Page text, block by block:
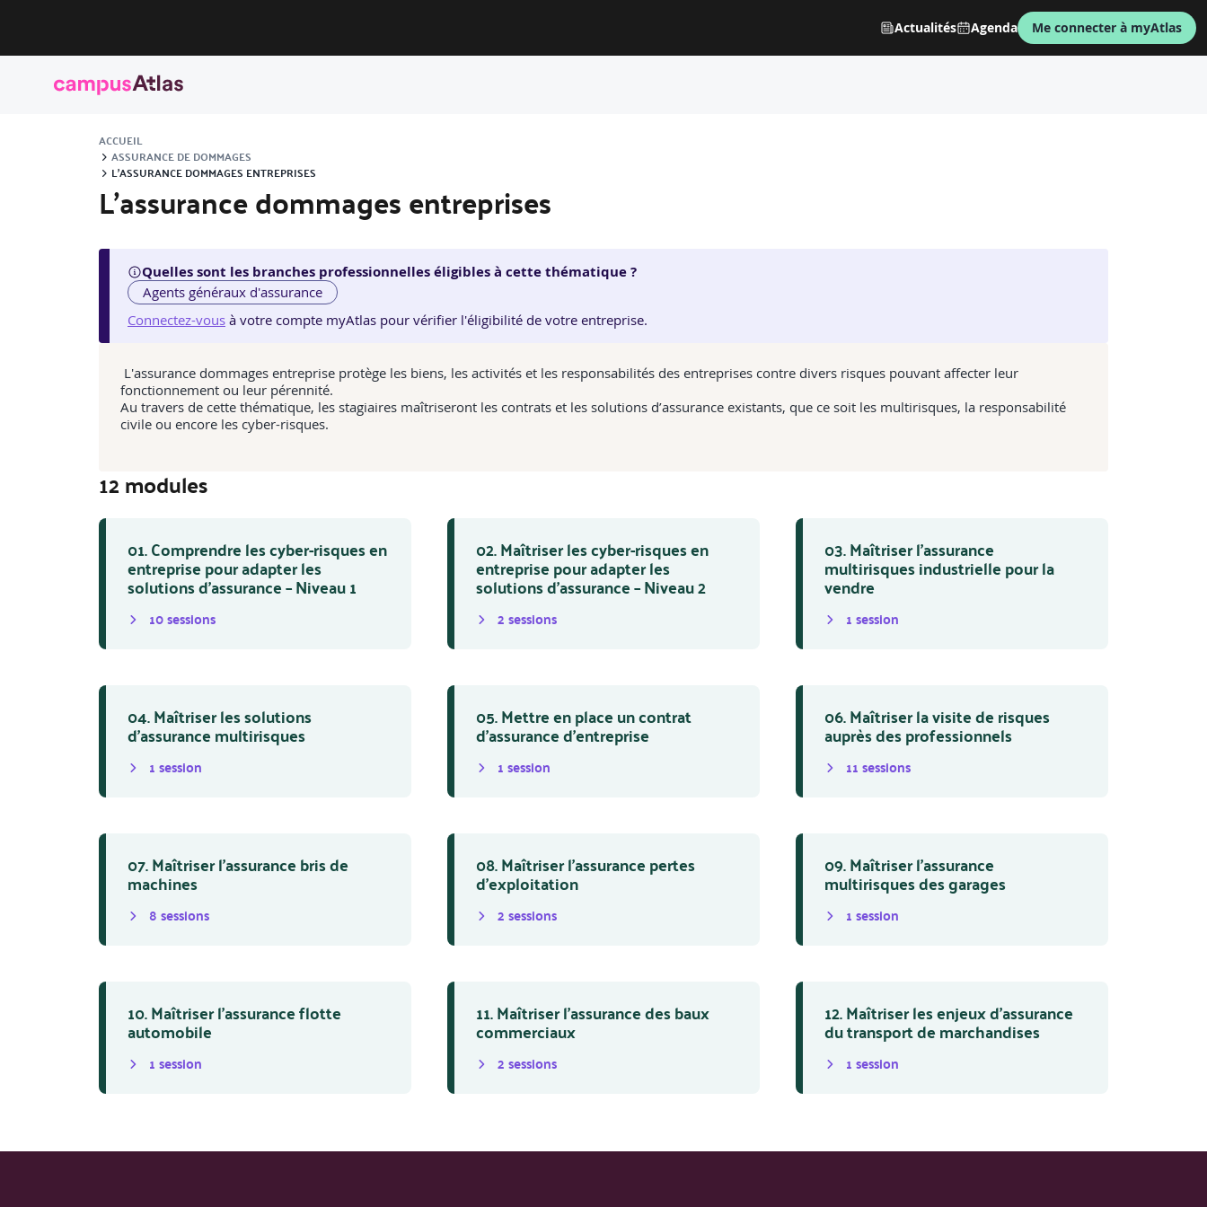
Actualités Agenda Me connecter à myAtlas
ACCUEIL
ASSURANCE DE DOMMAGES
L'ASSURANCE DOMMAGES ENTREPRISES
L'assurance dommages entreprises
Quelles sont les branches professionnelles éligibles à cette thématique ?
Agents généraux d'assurance
Connectez-vous à votre compte myAtlas pour vérifier l'éligibilité de votre entreprise.
L'assurance dommages entreprise protège les biens, les activités et les responsabilités des entreprises contre divers risques pouvant affecter leur
fonctionnement ou leur pérennité.
Au travers de cette thématique, les stagiaires maîtriseront les contrats et les solutions d’assurance existants, que ce soit les multirisques, la responsabilité
civile ou encore les cyber-risques.
12modules
01. Comprendre les cyber-risques en
entreprise pour adapter les
solutions d’assurance – Niveau 1
10sessions
02. Maîtriser les cyber-risques en
entreprise pour adapter les
solutions d’assurance – Niveau 2
2sessions
03. Maîtriser l’assurance
multirisques industrielle pour la
vendre
1session
04. Maîtriser les solutions
d’assurance multirisques
1session
05. Mettre en place un contrat
d’assurance d’entreprise
1session
06. Maîtriser la visite de risques
auprès des professionnels
11sessions
07. Maîtriser l’assurance bris de
machines
8sessions
08. Maîtriser l’assurance pertes
d’exploitation
2sessions
09. Maîtriser l’assurance
multirisques des garages
1session
10. Maîtriser l’assurance flotte
automobile
1session
11. Maîtriser l’assurance des baux
commerciaux
2sessions
12. Maîtriser les enjeux d’assurance
du transport de marchandises
1session